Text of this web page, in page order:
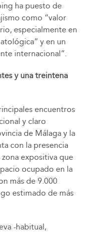
ha puesto de
como “valor
especialmente en
y en un
internacional”.
y una treintena
encuentros
y claro
de Málaga y la
con la presencia
expositiva que
ocupado en la
más de 9.000
estimado de más
-habitual,